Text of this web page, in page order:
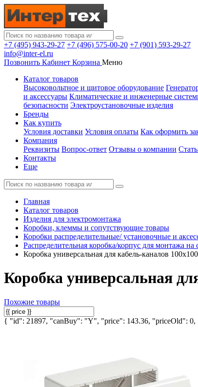
+7 (495) 943-29-27 +7 (496) 575-00-20 +7 (901) 593-29-27
info@inter-el.ru
Позвонить Кабинет Корзина Меню
Каталог товаров
Высоковольтное и щитовое оборудование
и аксессуары Климатические и инженерные
безопасности Электроустановочные изделия
Бренды
Как купить
Условия доставки Условия оплаты Как оформить
Компания
Реквизиты Вопрос-ответ Отзывы о компании
Контакты
Еще
Главная
Каталог товаров
Изделия для электромонтажа
Коробки, клеммы и сопутствующие товары
Коробки распределительные/ установочные и
Распределительная коробка/корпус для монтажа на
Коробка универсальная для кабель-каналов
Коробка универсальная
Похожие товары
{ "id": 21897, "canBuy": "Y", "price": 143.36, "priceOld":